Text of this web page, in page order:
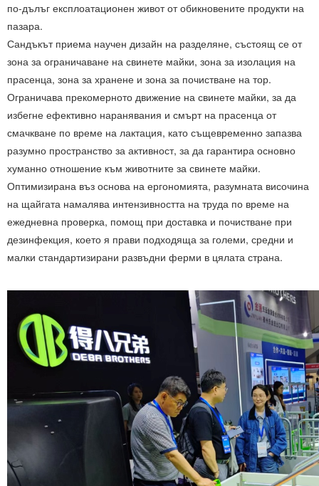
по-дълъг експлоатационен живот от обикновените продукти на
пазара.
Сандъкът приема научен дизайн на разделяне, състоящ се от
зона за ограничаване на свинете майки, зона за изолация на
прасенца, зона за хранене и зона за почистване на тор.
Ограничава прекомерното движение на свинете майки, за да
избегне ефективно наранявания и смърт на прасенца от
смачкване по време на лактация, като същевременно запазва
разумно пространство за активност, за да гарантира основно
хуманно отношение към животните за свинете майки.
Оптимизирана въз основа на ергономията, разумната височина
на щайгата намалява интензивността на труда по време на
ежедневна проверка, помощ при доставка и почистване при
дезинфекция, което я прави подходяща за големи, средни и
малки стандартизирани развъдни ферми в цялата страна.